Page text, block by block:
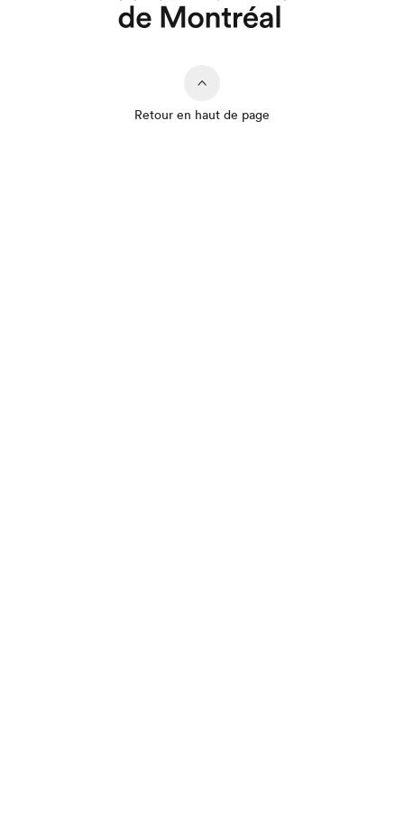
Que cherchez-vous?
Retour en haut de page